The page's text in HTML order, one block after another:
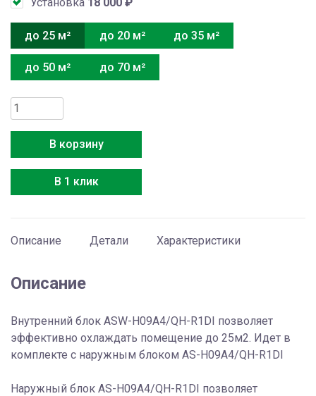
до 25 м² до 20 м² до 35 м²
до 50 м² до 70 м²
Количество
товара
ASW-
H09A4/QH-
H09A4/QH-
В корзину
В 1 клик
Описание Детали Характеристики
Описание
Внутренний блок ASW-H09A4/QH-R1DI позволяет
эффективно охлаждать помещение до 25м2. Идет в
комплекте с наружным блоком AS-H09A4/QH-R1DI
Наружный блок AS-H09A4/QH-R1DI позволяет